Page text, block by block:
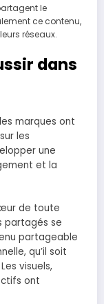
le
ce contenu,
réseaux.
dans
marques ont
les
une
et la
de toute
partagés se
partageable
qu’il soit
visuels,
ont